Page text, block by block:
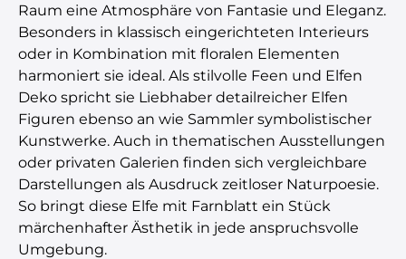
Raum eine Atmosphäre von Fantasie und Eleganz.
Besonders in klassisch eingerichteten Interieurs
oder in Kombination mit floralen Elementen
harmoniert sie ideal. Als stilvolle Feen und Elfen
Deko spricht sie Liebhaber detailreicher Elfen
Figuren ebenso an wie Sammler symbolistischer
Kunstwerke. Auch in thematischen Ausstellungen
oder privaten Galerien finden sich vergleichbare
Darstellungen als Ausdruck zeitloser Naturpoesie.
So bringt diese Elfe mit Farnblatt ein Stück
märchenhafter Ästhetik in jede anspruchsvolle
Umgebung.